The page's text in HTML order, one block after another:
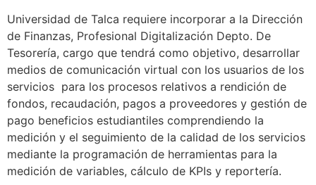
Universidad de Talca requiere incorporar a la Dirección
de Finanzas, Profesional Digitalización Depto. De
Tesorería, cargo que tendrá como objetivo, desarrollar
medios de comunicación virtual con los usuarios de los
servicios para los procesos relativos a rendición de
fondos, recaudación, pagos a proveedores y gestión de
pago beneficios estudiantiles comprendiendo la
medición y el seguimiento de la calidad de los servicios
mediante la programación de herramientas para la
medición de variables, cálculo de KPIs y reportería.